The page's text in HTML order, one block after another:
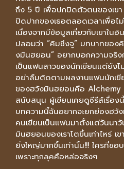
ถึง 5 ปี เพื่อปกปิดตัวตนของเขา
ปิดปากของเธอตลอดเวลาเพื่อไม่
เนื่องจากมีข้อมูลเกี่ยวกับเขาในอิ
ปลอมว่า “คิมซึงจู” บทบาทของ
งมินฮยอน” อยากบอกความจริ
เป็นแฟนสาวของนักเขียนแต่ยัง
อย่าลืมติดตามผลงานแฟนนักเ
ของฮวังมินฮยอนคือ
สนับสนุน ผู้เขียนเคยดูซีรีส์เรื่อง
บทความนี้ฉันอยากจะยกย่องฮวั
คนเขียนเป็นแฟนมาตั้งแต่วันนา
มินฮยอนของเราโตขึ้นเท่าไหร่
ยิ่งใหญ่มากขึ้นเท่านั้น!!! ใครที่ช
เพราะทุกลุคคือหล่อจริงๆ